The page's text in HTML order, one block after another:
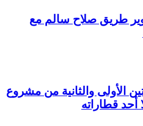
طريق صلاح سالم مع
الأولى والثانية من مشروع
قطاراته